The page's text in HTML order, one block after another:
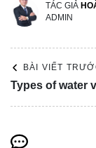
TÁC GIẢ
ADMIN
BÀI VIẾT
Types of water